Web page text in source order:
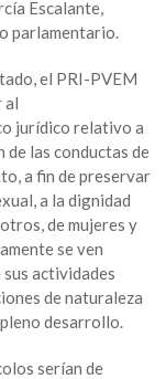
Escalante,
parlamentario.
el PRI-PVEM
al
jurídico relativo a
de las conductas de
a fin de preservar
a la dignidad
de mujeres y
se ven
actividades
de naturaleza
desarrollo.
serían de